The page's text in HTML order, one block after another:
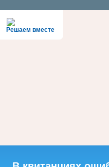
Решаем вместе